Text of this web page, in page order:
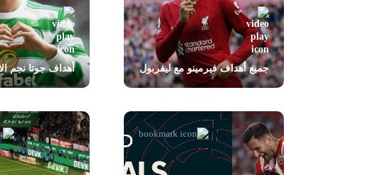
جميع أهداف فيرمينو مع ليفربول أهداف جوتا نجم